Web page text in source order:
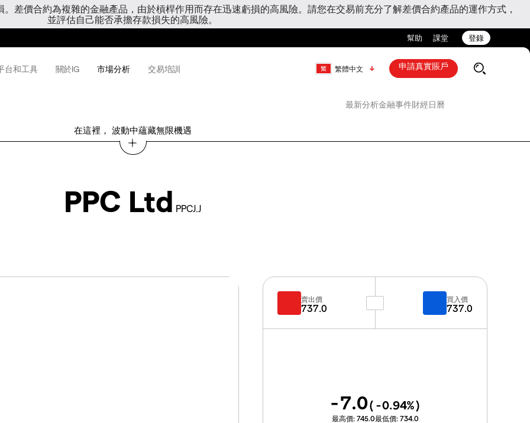
差價合約為複雜的金融產品，由於槓桿作用而存在迅速虧損的高風險。請您在交易前充分了解差價合約產品的運作方式，
並評估自己能否承擔存款損失的高風險。
幫助 課堂 登錄
台和工具 關於IG 市場分析 交易培訓 繁體中文 申請真實賬戶
最新分析金融事件財經日曆
在這裡， 波動中蘊藏無限機遇
PPC Ltd PPCJ.J
賣出價
737.0
買入價
737.0
-7.0( -0.94%)
最高價: 745.0最低價: 734.0